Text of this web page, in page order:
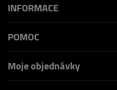
INFORMACE
POMOC
Moje objednávky